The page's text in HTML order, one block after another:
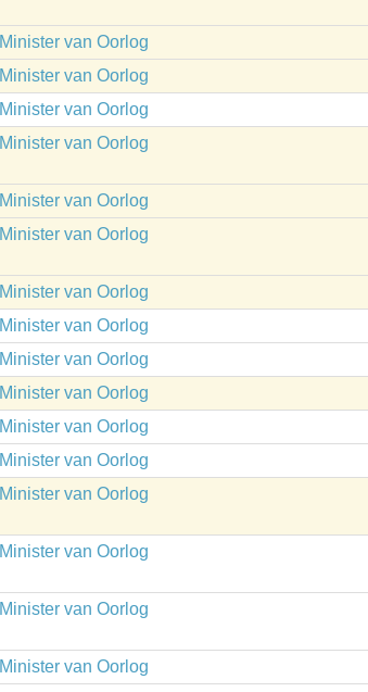
Minister van Oorlog
Minister van Oorlog
Minister van Oorlog
Minister van Oorlog
Minister van Oorlog
Minister van Oorlog
Minister van Oorlog
Minister van Oorlog
Minister van Oorlog
Minister van Oorlog
Minister van Oorlog
Minister van Oorlog
Minister van Oorlog
Minister van Oorlog
Minister van Oorlog
Minister van Oorlog